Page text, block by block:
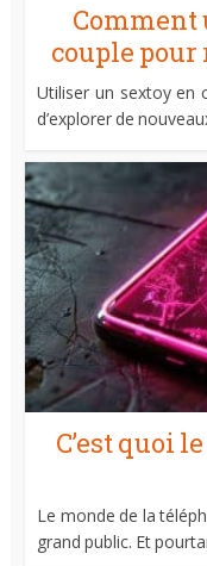
couple pour
Utiliser un sextoy en
d’explorer de
C’est quoi
Le monde de la
grand public. Et